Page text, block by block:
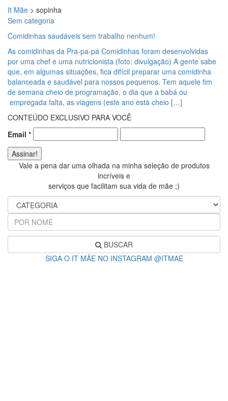
It Mãe > sopinha
Sem categoria
Comidinhas saudáveis sem trabalho nenhum!
As comidinhas da Pra-pa-pá Comidinhas foram desenvolvidas
por uma chef e uma nutricionista (foto: divulgação) A gente sabe
que, em algumas situações, fica difícil preparar uma comidinha
balanceada e saudável para nossos pequenos. Tem aquele fim
de semana cheio de programação, o dia que a babá ou
empregada falta, as viagens (este ano está cheio […]
CONTEÚDO EXCLUSIVO PARA VOCÊ
Email *
Vale a pena dar uma olhada na minha seleção de produtos
incríveis e
serviços que facilitam sua vida de mãe ;)
BUSCAR
SIGA O IT MÃE NO INSTAGRAM @ITMAE